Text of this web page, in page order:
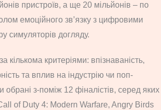
пристроїв, а ще 20 мільйонів – по
емоційного зв’язку з цифровими
симуляторів догляду.
кількома критеріями: впізнаваність,
та вплив на індустрію чи поп-
обрані з-поміж 12 фіналістів, серед яких
of Duty 4: Modern Warfare, Angry Birds